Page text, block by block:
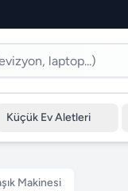
Küçük Ev Aletleri
Makinesi